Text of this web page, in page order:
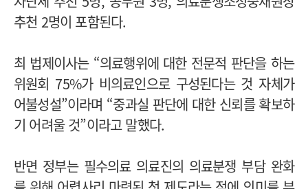
추천 2명이 포함된다.
최 법제이사는 “의료행위에 대한 전문적 판단을 하는
위원회 75%가 비의료인으로 구성된다는 것 자체가
어불성설”이라며 “중과실 판단에 대한 신뢰를 확보하
기 어려울 것”이라고 말했다.
반면 정부는 필수의료 의료진의 의료분쟁 부담 완화